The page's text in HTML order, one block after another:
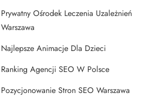
Prywatny Ośrodek Leczenia Uzależnień
Warszawa
Najlepsze Animacje Dla Dzieci
Ranking Agencji SEO W Polsce
Pozycjonowanie Stron SEO Warszawa